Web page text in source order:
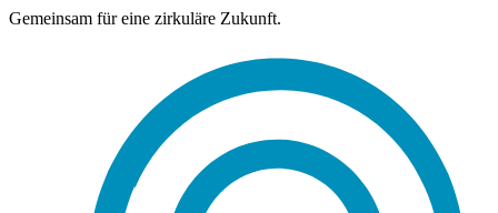
Gemeinsam für eine zirkuläre Zukunft.